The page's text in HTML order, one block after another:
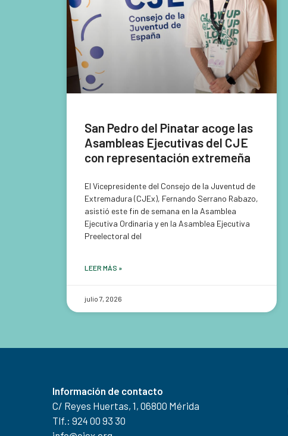
San Pedro del Pinatar acoge las
Asambleas Ejecutivas del CJE
con representación extremeña
El Vicepresidente del Consejo de la Juventud de
Extremadura (CJEx), Fernando Serrano Rabazo,
asistió este fin de semana en la Asamblea
Ejecutiva Ordinaria y en la Asamblea Ejecutiva
Preelectoral del
LEER MÁS »
julio 7, 2026
Información de contacto
C/ Reyes Huertas, 1, 06800 Mérida
Tlf.: 924 00 93 30